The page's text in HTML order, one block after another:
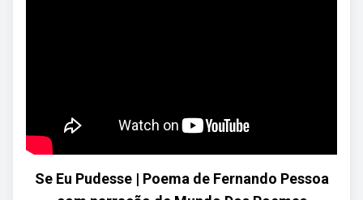
Se Eu Pudesse | Poema de Fernando Pessoa